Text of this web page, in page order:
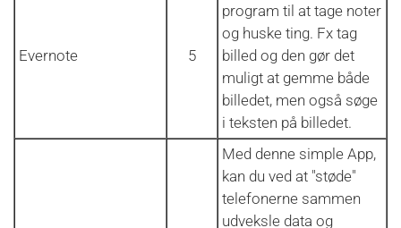
Evernote 5
program til at tage noter
og huske ting. Fx tag
billed og den gør det
muligt at gemme både
billedet, men også søge
i teksten på billedet.
Med denne simple App,
kan du ved at "støde"
telefonerne sammen
udveksle data og